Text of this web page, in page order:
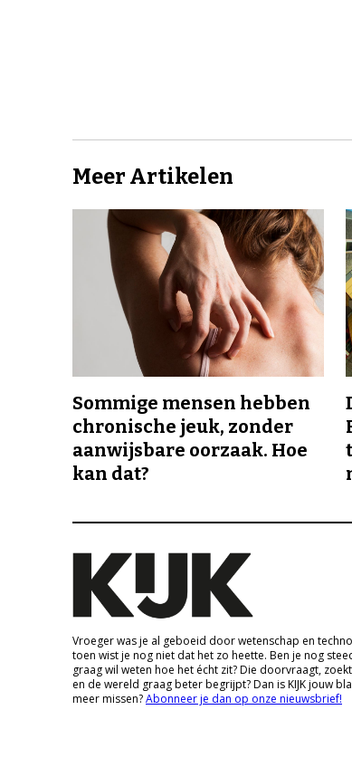
Meer Artikelen
Sommige mensen hebben
chronische jeuk, zonder
aanwijsbare oorzaak. Hoe
kan dat?
Vroeger was je al geboeid door wetenschap en
toen wist je nog niet dat het zo heette. Ben je nog
graag wil weten hoe het écht zit? Die doorvraagt,
en de wereld graag beter begrijpt? Dan is KIJK jouw
meer missen?Abonneer je dan op onze nieuwsbrief!